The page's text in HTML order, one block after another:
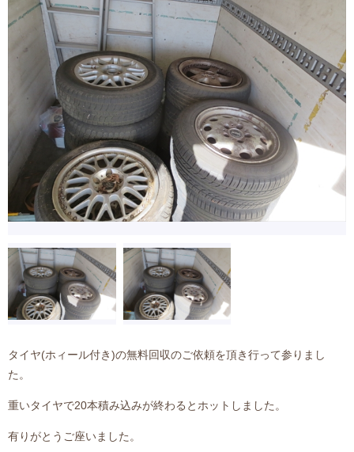
タイヤ(ホィール付き)の無料回収のご依頼を頂き行って参りまし
た。
重いタイヤで20本積み込みが終わるとホットしました。
有りがとうご座いました。